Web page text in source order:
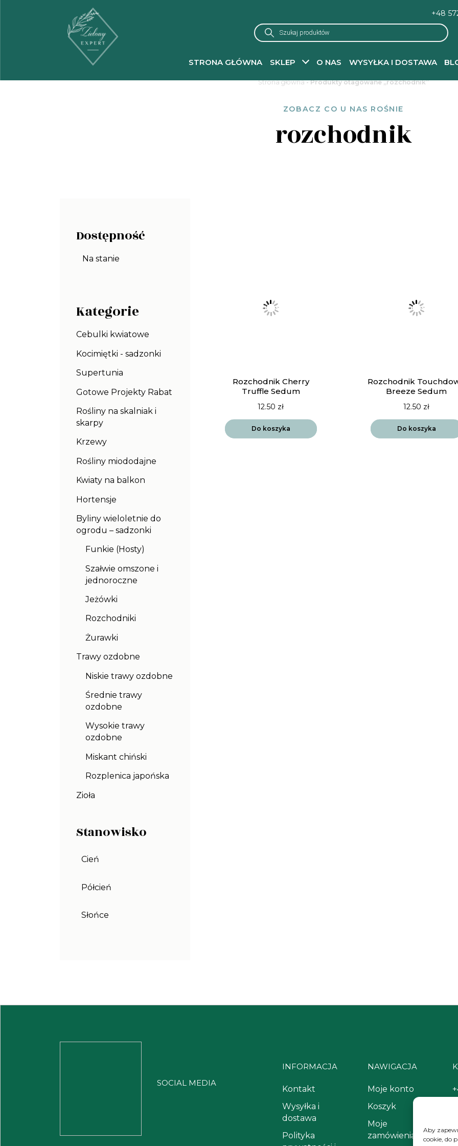
Aby
cookie, do
+48
Wyszukiwarka
produktów
STRONA GŁÓWNA SKLEP O NAS WYSYŁKA I DOSTAWA
Strona główna- Produkty otagowane „rozchodnik”
ZOBACZ CO U NAS ROŚNIE
rozchodnik
Dostępność
Na stanie
Kategorie
Cebulki kwiatowe
Kocimiętki - sadzonki
Supertunia
Gotowe Projekty Rabat
Rośliny na skalniak i
skarpy
Krzewy
Rośliny miododajne
Kwiaty na balkon
Hortensje
Byliny wieloletnie do
ogrodu – sadzonki
Funkie (Hosty)
Szałwie omszone i
jednoroczne
Jeżówki
Rozchodniki
Żurawki
Trawy ozdobne
Niskie trawy ozdobne
Średnie trawy
ozdobne
Wysokie trawy
ozdobne
Miskant chiński
Rozplenica japońska
Zioła
Stanowisko
Cień
Półcień
Słońce
Rozchodnik Cherry
Truffle Sedum
12.50 zł
Do koszyka
Rozchodnik
Breeze Sedum
12.50 zł
Do koszyka
SOCIAL MEDIA
INFORMACJA
Kontakt
Wysyłka i
dostawa
Polityka
NAWIGACJA
Moje konto
Koszyk
Moje
zamówienia